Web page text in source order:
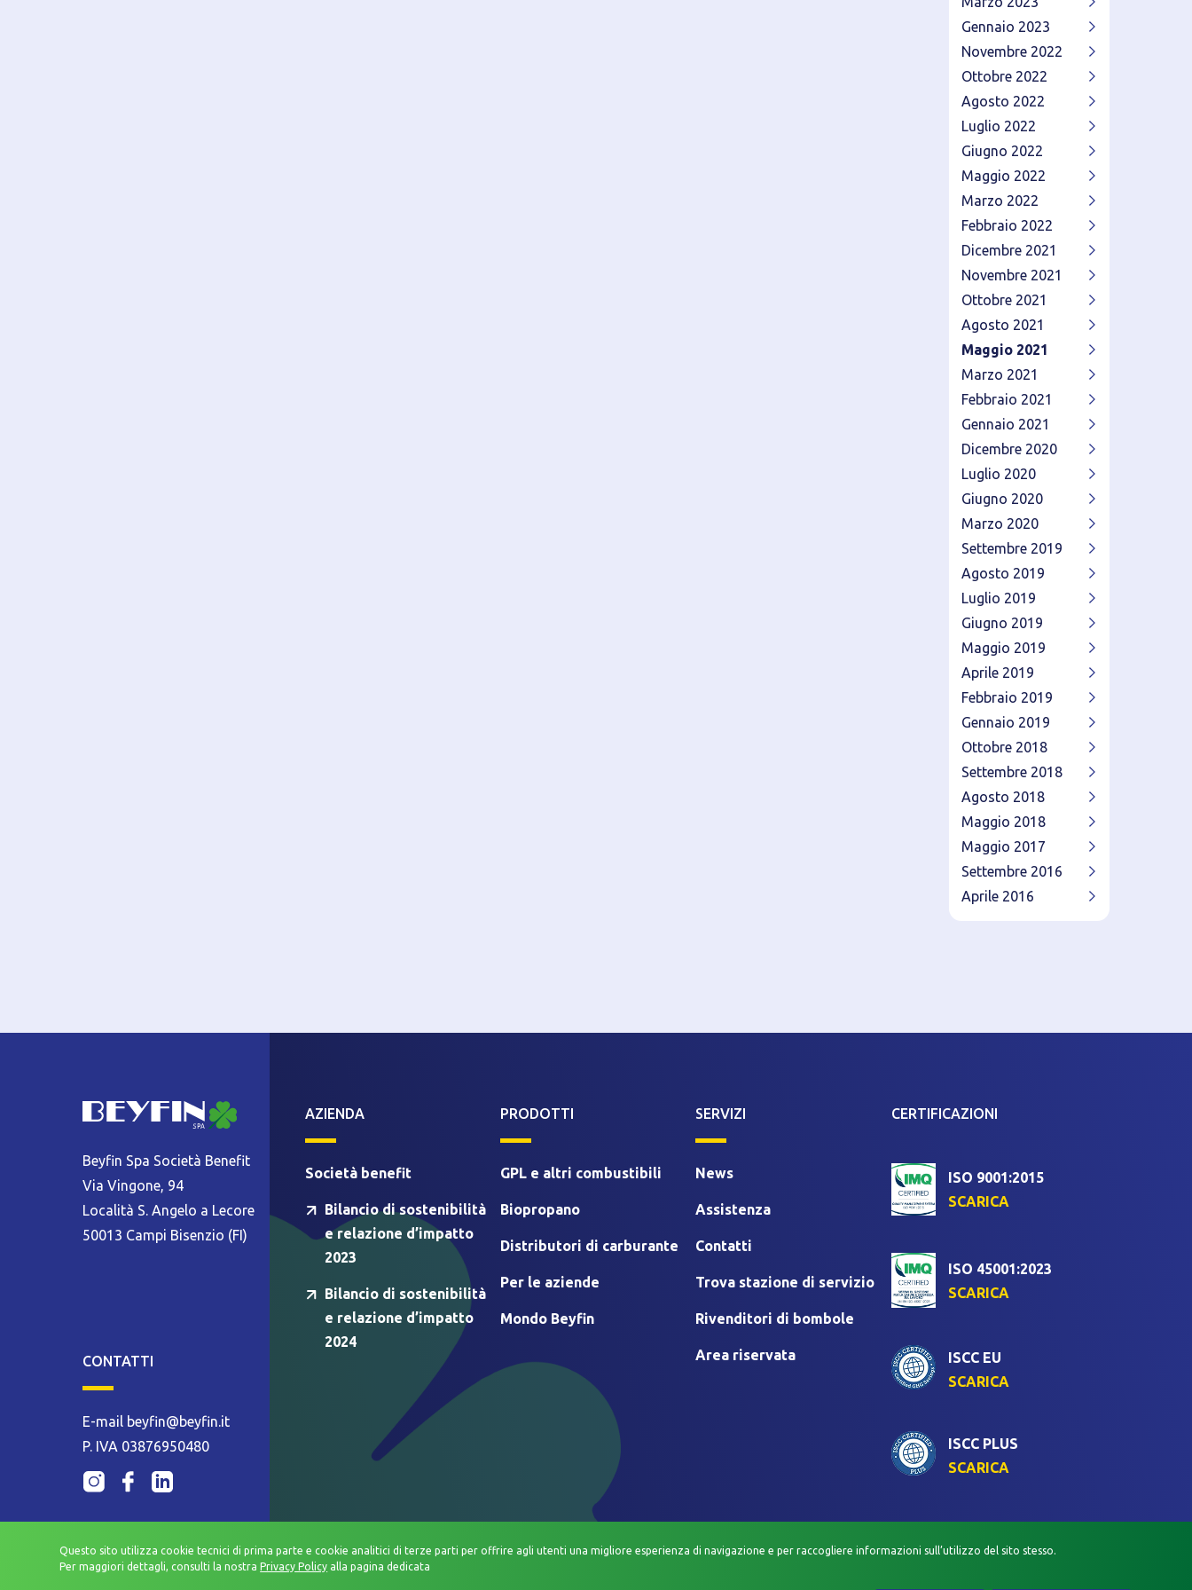
Gennaio 2023
Novembre 2022
Ottobre 2022
Agosto 2022
Luglio 2022
Giugno 2022
Maggio 2022
Marzo 2022
Febbraio 2022
Dicembre 2021
Novembre 2021
Ottobre 2021
Agosto 2021
Maggio 2021
Marzo 2021
Febbraio 2021
Gennaio 2021
Dicembre 2020
Luglio 2020
Giugno 2020
Marzo 2020
Settembre 2019
Agosto 2019
Luglio 2019
Giugno 2019
Maggio 2019
Aprile 2019
Febbraio 2019
Gennaio 2019
Ottobre 2018
Settembre 2018
Agosto 2018
Maggio 2018
Maggio 2017
Settembre 2016
Aprile 2016
Beyfin Spa Società Benefit
Via Vingone, 94
Località S. Angelo a Lecore
50013 Campi Bisenzio (FI)
CONTATTI
E-mail beyfin@beyfin.it
P. IVA 03876950480
AZIENDA
Società benefit
Bilancio di sostenibilità
e relazione d’impatto
2023
Bilancio di sostenibilità
e relazione d’impatto
2024
PRODOTTI
GPL e altri combustibili
Biopropano
Distributori di carburante
Per le aziende
Mondo Beyfin
SERVIZI
News
Assistenza
Contatti
Trova stazione di servizio
Rivenditori di bombole
Area riservata
CERTIFICAZIONI
ISO 9001:2015
SCARICA
ISO 45001:2023
SCARICA
ISCC EU
SCARICA
ISCC PLUS
SCARICA
Questo sito utilizza cookie tecnici di prima parte e cookie analitici di terze parti per offrire agli utenti una migliore esperienza di navigazione e per raccogliere informazioni sull’utilizzo del sito stesso.
Per maggiori dettagli, consulti la nostraPrivacy Policy alla pagina dedicata